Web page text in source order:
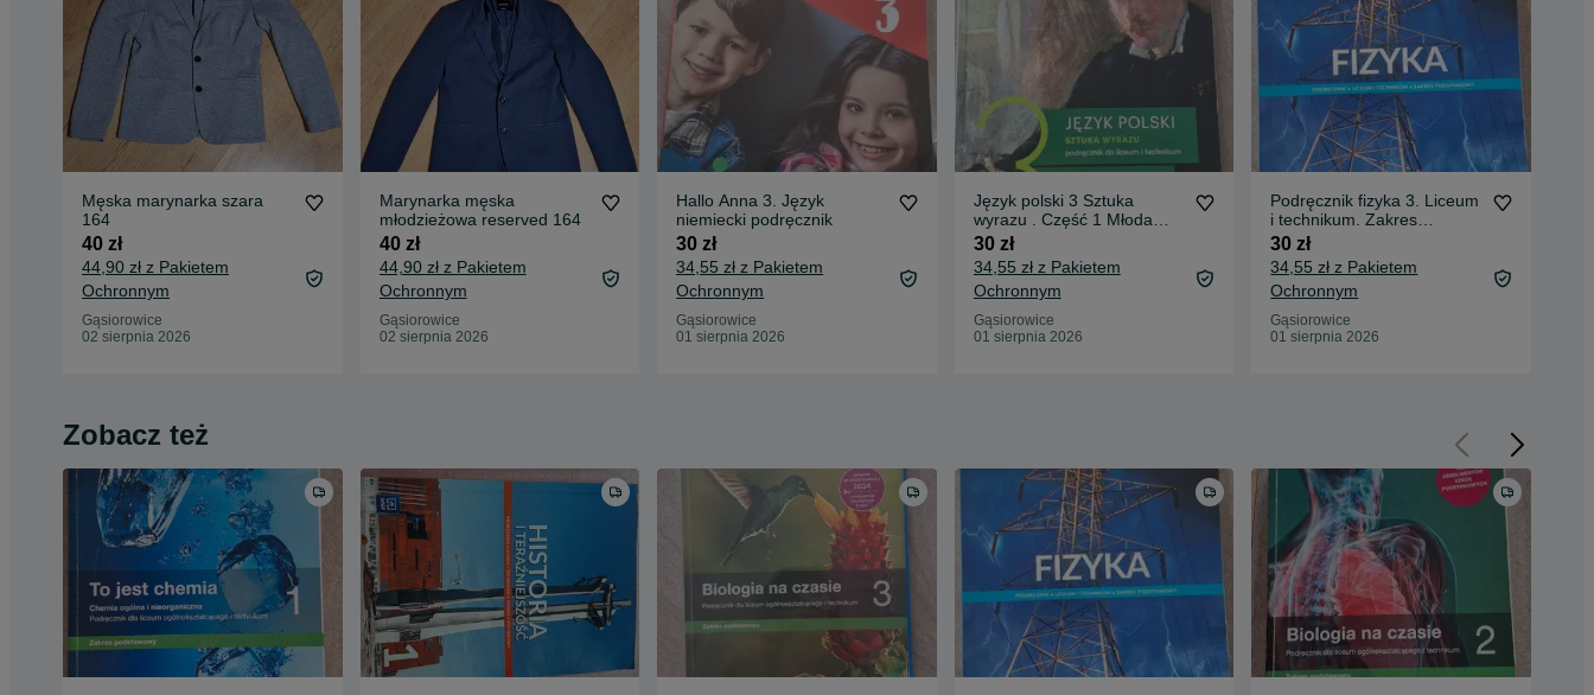
Męska marynarka szara
164
40 zł
44,90 zł z Pakietem
Ochronnym
Gąsiorowice
02 sierpnia 2026
Marynarka męska
młodzieżowa reserved 164
40 zł
44,90 zł z Pakietem
Ochronnym
Gąsiorowice
02 sierpnia 2026
Hallo Anna 3. Język
niemiecki podręcznik
30 zł
34,55 zł z Pakietem
Ochronnym
Gąsiorowice
01 sierpnia 2026
Język polski 3 Sztuka
wyrazu . Część 1 Młoda
Polska
30 zł
34,55 zł z Pakietem
Ochronnym
Gąsiorowice
01 sierpnia 2026
Podręcznik fizyka 3. Liceum
i technikum. Zakres
podstawowy
30 zł
34,55 zł z Pakietem
Ochronnym
Gąsiorowice
01 sierpnia 2026
Zobacz też